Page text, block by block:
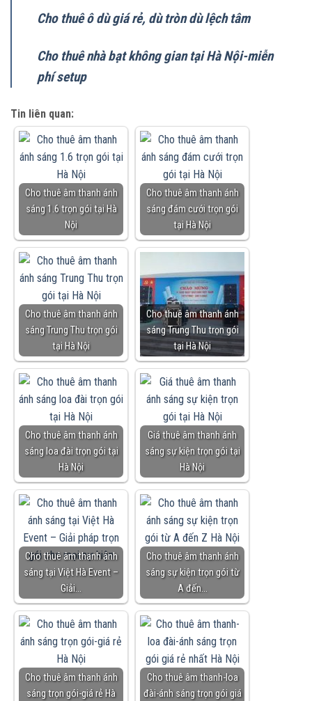
Cho thuê ô dù giá rẻ, dù tròn dù lệch tâm
Cho thuê nhà bạt không gian tại Hà Nội-miễn
phí setup
Tin liên quan:
Cho thuê âm thanh ánh
sáng 1.6 trọn gói tại Hà
Nội
Cho thuê âm thanh ánh
sáng đám cưới trọn gói
tại Hà Nội
Cho thuê âm thanh ánh
sáng Trung Thu trọn gói
tại Hà Nội
Cho thuê âm thanh ánh
sáng Trung Thu trọn gói
tại Hà Nội
Cho thuê âm thanh ánh
sáng loa đài trọn gói tại
Hà Nội
Giá thuê âm thanh ánh
sáng sự kiện trọn gói tại
Hà Nội
Cho thuê âm thanh ánh
sáng tại Việt Hà Event –
Giải…
Cho thuê âm thanh ánh
sáng sự kiện trọn gói từ
A đến…
Cho thuê âm thanh ánh
sáng trọn gói-giá rẻ Hà
Cho thuê âm thanh-loa
đài-ánh sáng trọn gói giá